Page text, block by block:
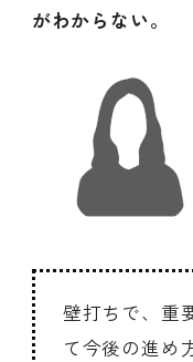
がわからない。
壁打ちで、重
て今後の進め